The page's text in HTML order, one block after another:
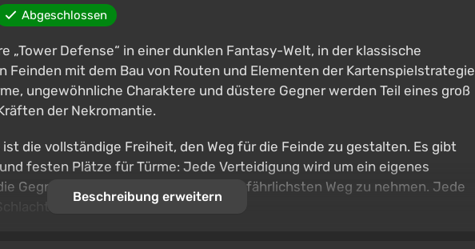
Abgeschlossen
„Tower Defense“ in einer dunklen Fantasy-Welt, in der klassische
Feinden mit dem Bau von Routen und Elementen der Kartenspielstrategie
ungewöhnliche Charaktere und düstere Gegner werden Teil eines groß
der Nekromantie.
die vollständige Freiheit, den Weg für die Feinde zu gestalten. Es gibt
festen Plätze für Türme: Jede Verteidigung wird um ein eigenes
Gegner zwingt, den längsten und gefährlichsten Weg zu nehmen. Jede
verändern.
Beschreibung erweitern